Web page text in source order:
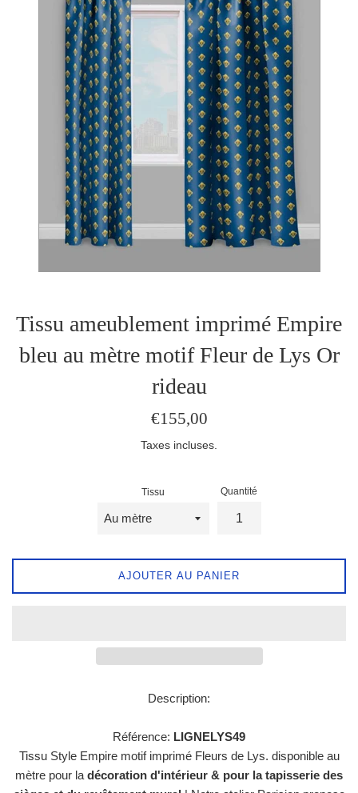
Tissu ameublement imprimé Empire
bleu au mètre motif Fleur de Lys Or
rideau
Prix
€155,00
Taxes incluses.
Tissu Quantité
AJOUTER AU PANIER
Description:
Référence: LIGNELYS49
Tissu Style Empire motif imprimé Fleurs de Lys. disponible au
mètre pour la décoration d'intérieur & pour la tapisserie des